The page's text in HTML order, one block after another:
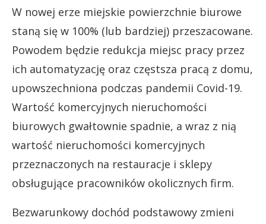
W nowej erze miejskie powierzchnie biurowe
staną się w 100% (lub bardziej) przeszacowane.
Powodem będzie redukcja miejsc pracy przez
ich automatyzację oraz częstsza pracą z domu,
upowszechniona podczas pandemii Covid-19.
Wartość komercyjnych nieruchomości
biurowych gwałtownie spadnie, a wraz z nią
wartość nieruchomości komercyjnych
przeznaczonych na restauracje i sklepy
obsługujące pracowników okolicznych firm.
Bezwarunkowy dochód podstawowy zmieni